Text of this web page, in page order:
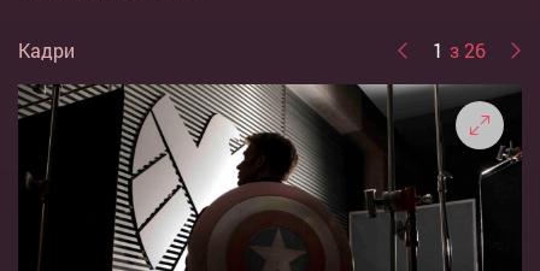
Кадри 1 з 26